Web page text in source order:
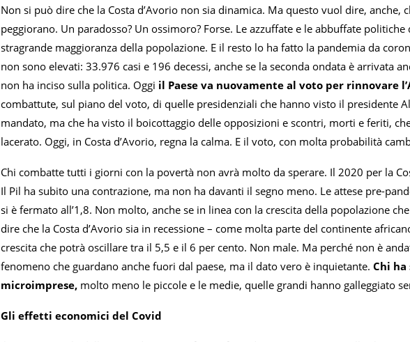
Non si può dire che la Costa d’Avorio non sia dinamica. Ma questo vuol dire,
peggiorano. Un paradosso? Un ossimoro? Forse. Le azzuffate e le abbuffate
stragrande maggioranza della popolazione. E il resto lo ha fatto la pandemia da
non sono elevati: 33.976 casi e 196 decessi, anche se la seconda ondata è arrivata
non ha inciso sulla politica. Oggi il Paese va nuovamente al voto per rinnovare
combattute, sul piano del voto, di quelle presidenziali che hanno visto il presidente
mandato, ma che ha visto il boicottaggio delle opposizioni e scontri, morti e feriti,
lacerato. Oggi, in Costa d’Avorio, regna la calma. E il voto, con molta probabilità
Chi combatte tutti i giorni con la povertà non avrà molto da sperare. Il 2020 per la
Il Pil ha subito una contrazione, ma non ha davanti il segno meno. Le attese pre-
si è fermato all’1,8. Non molto, anche se in linea con la crescita della popolazione
dire che la Costa d’Avorio sia in recessione – come molta parte del continente
crescita che potrà oscillare tra il 5,5 e il 6 per cento. Non male. Ma perché non è
fenomeno che guardano anche fuori dal paese, ma il dato vero è inquietante. Chi
microimprese, molto meno le piccole e le medie, quelle grandi hanno galleggiato
Gli effetti economici del Covid